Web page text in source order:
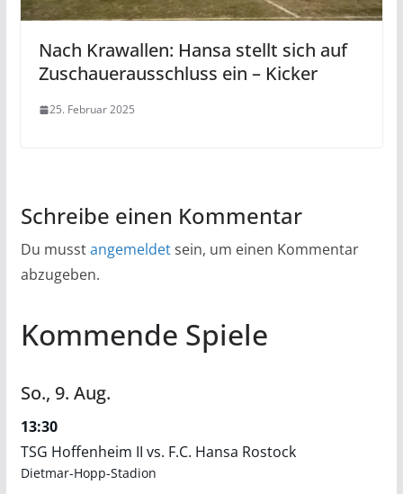
Nach Krawallen: Hansa stellt sich auf
Zuschauerausschluss ein – Kicker
25. Februar 2025
Schreibe einen Kommentar
Du musstangemeldetsein, um einen Kommentar
abzugeben.
Kommende Spiele
So., 9. Aug.
13:30
TSG Hoffenheim II vs. F.C. Hansa Rostock
Dietmar-Hopp-Stadion